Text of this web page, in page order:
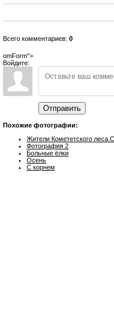
Всего комментариев: 0
omForm">
Войдите:
Отправить
Похожие фотографии:
Жители Комететского
Фотография 2
Больные ёлки
Осень
С корнем